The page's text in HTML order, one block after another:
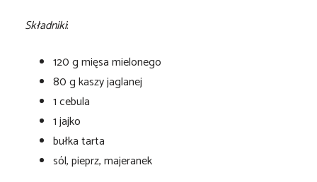
Składniki:
120 g mięsa mielonego
80 g kaszy jaglanej
1 cebula
1 jajko
bułka tarta
sól, pieprz, majeranek